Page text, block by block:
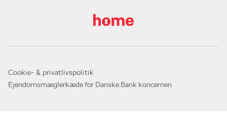
Cookie- & privatlivspolitik
Ejendomsmæglerkæde for Danske Bank koncernen